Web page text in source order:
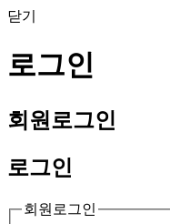
닫기
로그인
회원 로그인
로그인
회원로그인